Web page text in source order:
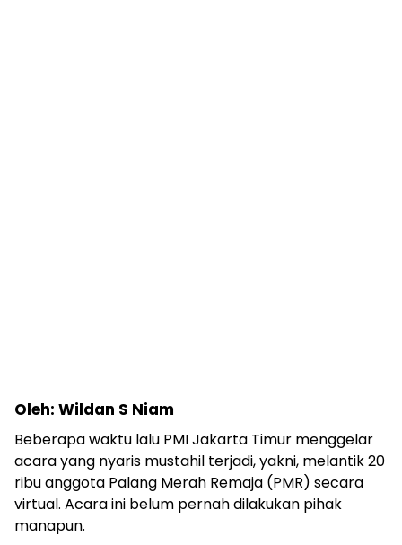
Oleh: Wildan S Niam
Beberapa waktu lalu PMI Jakarta Timur menggelar
acara yang nyaris mustahil terjadi, yakni, melantik 20
ribu anggota Palang Merah Remaja (PMR) secara
virtual. Acara ini belum pernah dilakukan pihak
manapun.